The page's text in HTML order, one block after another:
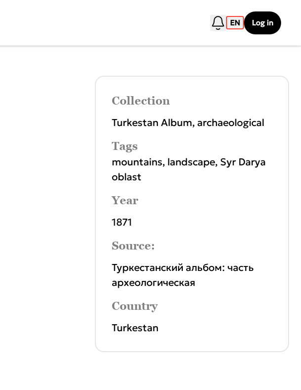
EN Log in
Collection
Turkestan Album, archaeological
Tags
mountains, landscape, Syr Darya
oblast
Year
1871
Source:
Туркестанский альбом: часть
археологическая
Country
Turkestan